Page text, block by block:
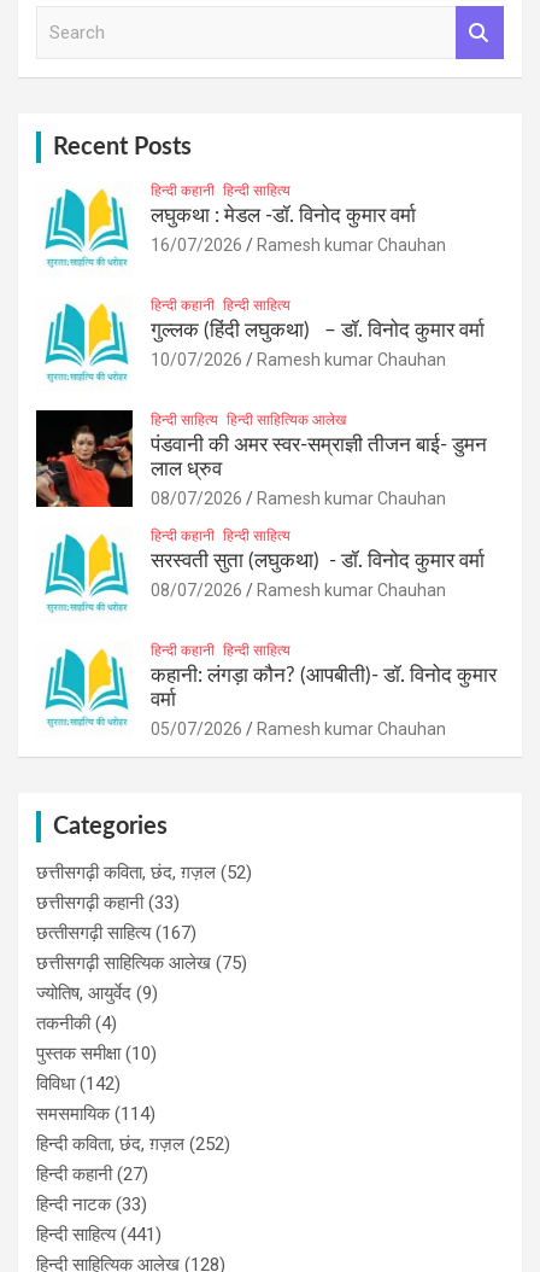
Recent Posts
हिन्दी कहानी हिन्दी साहित्य
लघुकथा : मेडल -डॉ. विनोद कुमार वर्मा
16/07/2026 Ramesh kumar Chauhan
हिन्दी कहानी हिन्दी साहित्य
गुल्लक (हिंदी लघुकथा) – डॉ. विनोद कुमार वर्मा
10/07/2026 Ramesh kumar Chauhan
हिन्दी साहित्य हिन्दी साहित्यिक आलेख
पंडवानी की अमर स्वर-सम्राज्ञी तीजन बाई- डुमन
लाल ध्रुव
08/07/2026 Ramesh kumar Chauhan
हिन्दी कहानी हिन्दी साहित्य
सरस्वती सुता (लघुकथा) ​- डॉ. विनोद कुमार वर्मा
08/07/2026 Ramesh kumar Chauhan
हिन्दी कहानी हिन्दी साहित्य
कहानी: लंगड़ा कौन? (आपबीती)​- डॉ. विनोद कुमार
वर्मा
05/07/2026 Ramesh kumar Chauhan
Categories
छत्तीसगढ़ी कविता, छंद, ग़ज़ल (52)
छत्तीसगढ़ी कहानी(33)
छत्‍तीसगढ़ी साहित्‍य(167)
छत्तीसगढ़ी साहित्यिक आलेख (75)
ज्योतिष, आयुर्वेद (9)
तकनीकी(4)
पुस्‍तक समीक्षा(10)
विविधा(142)
समसमायिक(114)
हिन्दी कविता, छंद, ग़ज़ल (252)
हिन्दी कहानी(27)
हिन्‍दी नाटक(33)
हिन्दी साहित्य(441)
हिन्दी साहित्यिक आलेख (128)